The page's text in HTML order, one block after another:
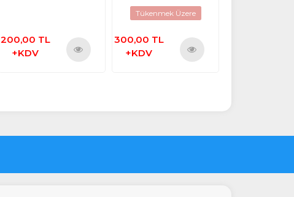
200,00 TL
+KDV
Tükenmek Üzere
300,00 TL
+KDV